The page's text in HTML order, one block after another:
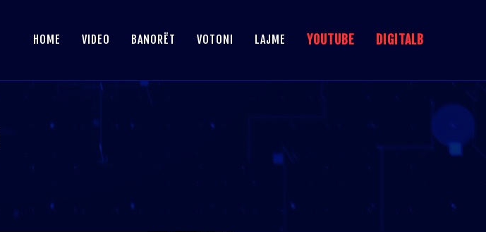
HOME VIDEO BANORËT VOTONI LAJME YOUTUBE DIGITALB